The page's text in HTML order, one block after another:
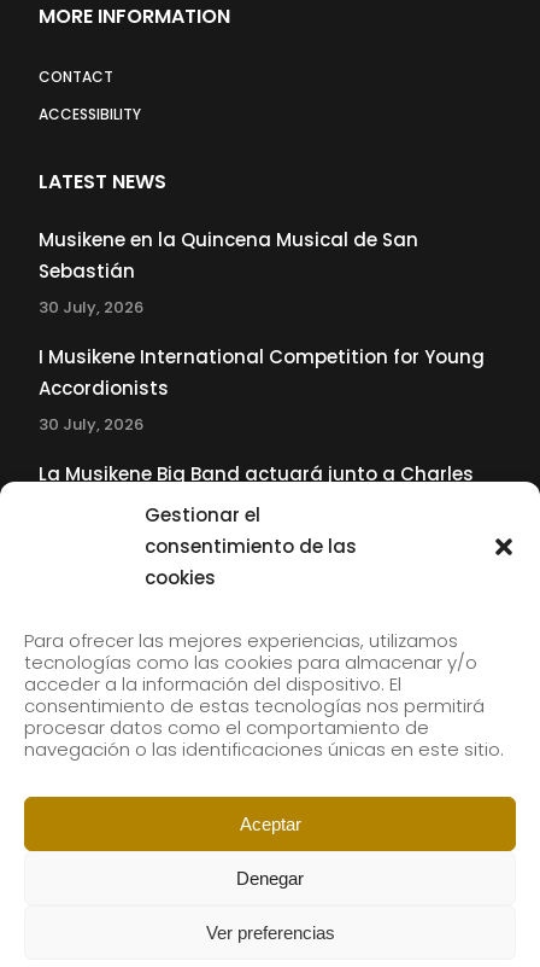
Gestionar el
consentimiento de las
cookies
Para ofrecer las mejores experiencias, utilizamos
tecnologías como las cookies para almacenar y/o
acceder a la información del dispositivo. El
consentimiento de estas tecnologías nos permitirá
procesar datos como el comportamiento de
navegación o las identificaciones únicas en este sitio.
Aceptar
Denegar
Ver preferencias
MORE INFORMATION
CONTACT
ACCESSIBILITY
LATEST NEWS
Musikene en la Quincena Musical de San
Sebastián
30 July, 2026
I Musikene International Competition for Young
Accordionists
30 July, 2026
La Musikene Big Band actuará junto a Charles
Tolliver en el 61 Jazzaldia
Subscribe to our newsletter to receive our news by
email.